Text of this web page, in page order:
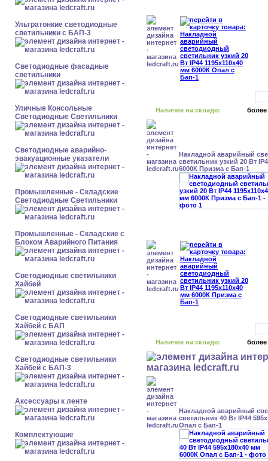
Ультратонкие светодиодные
светильники с БАП-3
Светодиодные фасадные
светильники
Уличные Консольные
Светодиодные Светильники
Светодиодные аварийно-
эвакуационные указатели
Промышленные - Складские
Светодиодные Светильники
Промышленные - Складские с
Блоком Аварийного Питания
Светодиодные светильники
Хайбей
Светодиодные светильники
Хайбей с БАП
Светодиодные светильники
Хайбей с БАП-3
Аксессуары к ленте
Комплектующие
Наличие на складе: более
Накладной аварийный
светильник узкий 20 Вт
6000К Призма с Бап-1
Наличие на складе: более
Накладной аварийный
светильник 40 Вт IP44
Опал с Бап-1